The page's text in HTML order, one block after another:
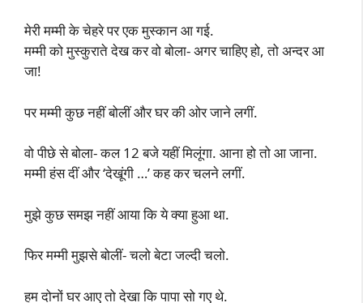
मेरी मम्मी के चेहरे पर एक मुस्कान आ गई.
मम्मी को मुस्कुराते देख कर वो बोला- अगर चाहिए हो, तो अन्दर आ
जा!
पर मम्मी कुछ नहीं बोलीं और घर की ओर जाने लगीं.
वो पीछे से बोला- कल 12 बजे यहीं मिलूंगा. आना हो तो आ जाना.
मम्मी हंस दीं और ‘देखूंगी …’ कह कर चलने लगीं.
मुझे कुछ समझ नहीं आया कि ये क्या हुआ था.
फिर मम्मी मुझसे बोलीं- चलो बेटा जल्दी चलो.
हम दोनों घर आए तो देखा कि पापा सो गए थे.